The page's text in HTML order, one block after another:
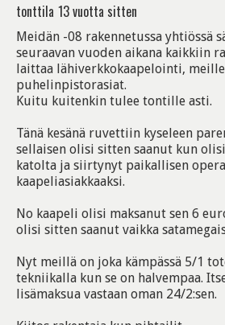
tonttila 13 vuotta sitten
Meidän -08 rakennetussa yhtiössä
seuraavan vuoden aikana kaikkiin
laittaa lähiverkkokaapelointi,
puhelinpistorasiat.
Kuitu kuitenkin tulee tontille asti.
Tänä kesänä ruvettiin kyseleen
sellaisen olisi sitten saanut kun
katolta ja siirtynyt paikallisen
kaapeliasiakkaaksi.
No kaapeli olisi maksanut sen 6
olisi sitten saanut vaikka
Nyt meillä on joka kämpässä 5/1
tekniikalla kun se on halvempaa.
lisämaksua vastaan oman 24/2:sen.